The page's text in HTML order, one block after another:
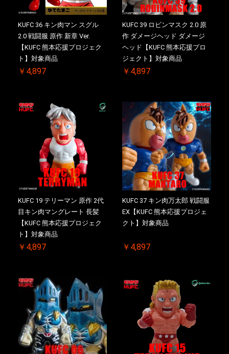
KUFC 36 キン肉マン スグル
2.0 戦闘服 原作 新章 Ver.
【KUFC 熊本応援プロジェク
ト】対象商品
￥4,897
KUFC 39 ロビンマスク 2.0 原
作 ダメージヘッド ダメージ
ヘッド【KUFC 熊本応援プロ
ジェクト】対象商品
￥4,897
KUFC 19 テリーマン 原作 2代
目キン肉マングレート 長髪
【KUFC 熊本応援プロジェク
ト】対象商品
￥4,897
KUFC 37 キン肉万太郎 戦闘服
EX【KUFC 熊本応援プロジェ
クト】対象商品
￥4,897